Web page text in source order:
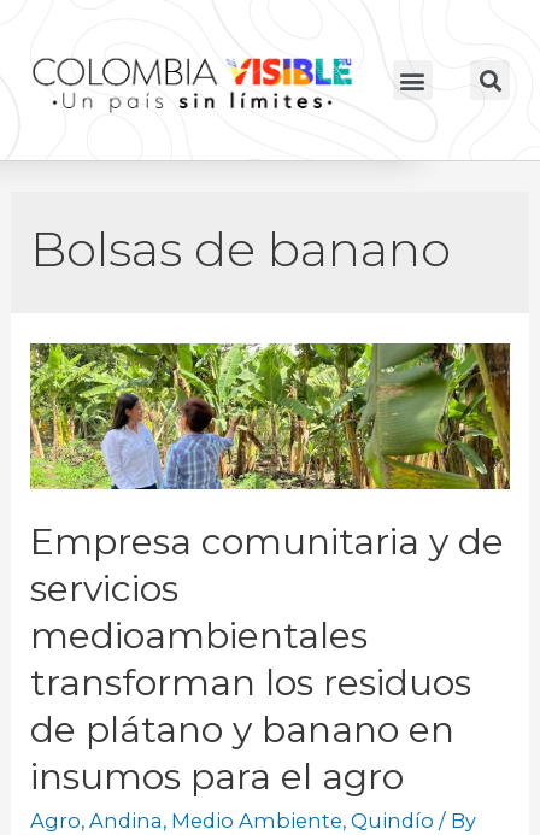
Bolsas de banano
Empresa comunitaria y de
servicios
medioambientales
transforman los residuos
de plátano y banano en
insumos para el agro
Agro,Andina, Medio Ambiente,Quindío / By